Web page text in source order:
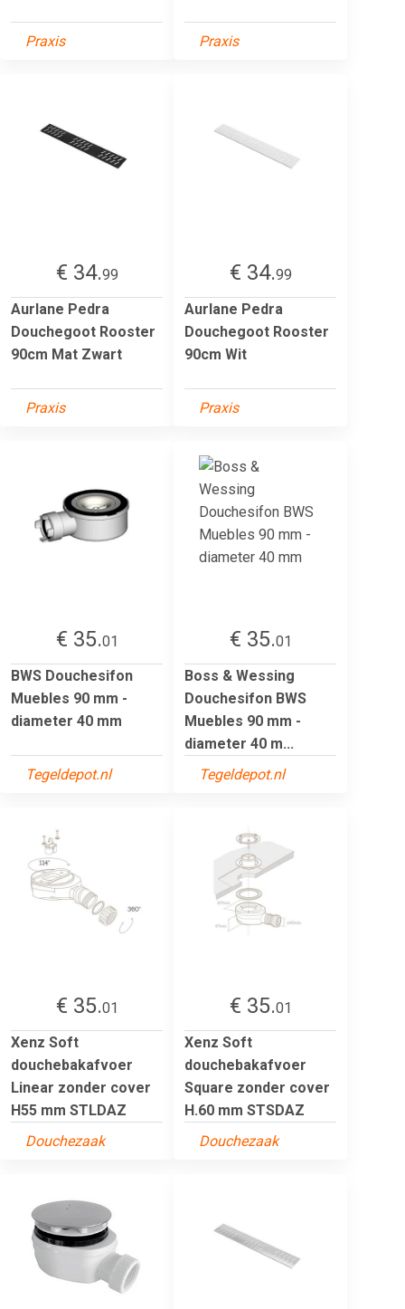
Praxis Praxis
€ 34.99
Aurlane Pedra
Douchegoot Rooster
90cm Mat Zwart
Praxis
€ 34.99
Aurlane Pedra
Douchegoot Rooster
90cm Wit
Praxis
€ 35.01
BWS Douchesifon
Muebles 90 mm -
diameter 40 mm
Tegeldepot.nl
€ 35.01
Boss & Wessing
Douchesifon BWS
Muebles 90 mm -
diameter 40 m...
Tegeldepot.nl
€ 35.01
Xenz Soft
douchebakafvoer
Linear zonder cover
H55 mm STLDAZ
Douchezaak
€ 35.01
Xenz Soft
douchebakafvoer
Square zonder cover
H.60 mm STSDAZ
Douchezaak